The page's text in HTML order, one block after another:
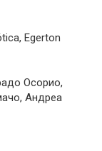
Egerton
Осорио,
Андреа